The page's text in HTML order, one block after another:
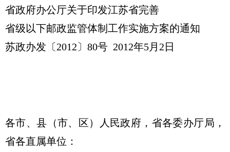
省政府办公厅关于印发江苏省完善
省级以下邮政监管体制工作实施方案的通知
苏政办发〔2012〕80号 2012年5月2日
各市、县（市、区）人民政府，省各委办厅局，
省各直属单位：